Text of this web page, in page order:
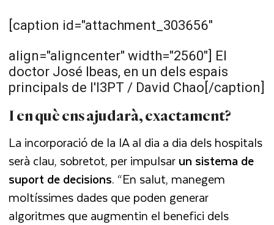
[caption id="attachment_303656"
align="aligncenter" width="2560"] El
doctor José Ibeas, en un dels espais
principals de l'I3PT / David Chao[/caption]
I en què ens ajudarà, exactament?
La incorporació de la IA al dia a dia dels hospitals
serà clau, sobretot, per impulsarun sistema de
suport de decisions. “En salut, manegem
moltíssimes dades que poden generar
algoritmes que augmentin el benefici dels